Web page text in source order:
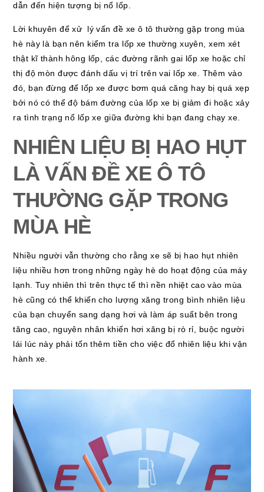
dẫn đến hiện tượng bị nổ lốp.
Lời khuyên để xử lý vấn đề xe ô tô thường gặp trong mùa
hè này là bạn nên kiểm tra lốp xe thường xuyên, xem xét
thật kĩ thành hông lốp, các đường rãnh gai lốp xe hoặc chỉ
thị độ mòn được đánh dấu vị trí trên vai lốp xe. Thêm vào
đó, bạn đừng để lốp xe được bơm quá căng hay bị quá xẹp
bởi nó có thể độ bám đường của lốp xe bị giảm đi hoặc xảy
ra tình trạng nổ lốp xe giữa đường khi bạn đang chạy xe.
NHIÊN LIỆU BỊ HAO HỤT
LÀ VẤN ĐỀ XE Ô TÔ
THƯỜNG GẶP TRONG
MÙA HÈ
Nhiều người vẫn thường cho rằng xe sẽ bị hao hụt nhiên
liệu nhiều hơn trong những ngày hè do hoạt động của máy
lạnh. Tuy nhiên thì trên thực tế thì nền nhiệt cao vào mùa
hè cũng có thể khiến cho lượng xăng trong bình nhiên liệu
của bạn chuyển sang dạng hơi và làm áp suất bên trong
tăng cao, nguyên nhân khiến hơi xăng bị rò rỉ, buộc người
lái lúc này phải tốn thêm tiền cho việc đổ nhiên liệu khi vận
hành xe.